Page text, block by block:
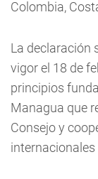
Colombia,
La declaración
vigor el 18 de
principios
Managua que
Consejo y